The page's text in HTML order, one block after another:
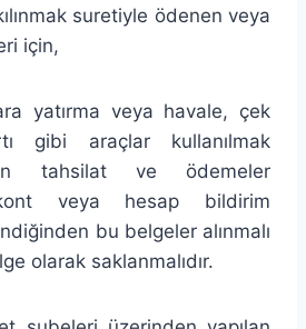
suretiyle ödenen veya
için,
yatırma veya havale, çek
gibi araçlar kullanılmak
tahsilat ve ödemeler
veya hesap bildirim
bu belgeler alınmalı
olarak saklanmalıdır.